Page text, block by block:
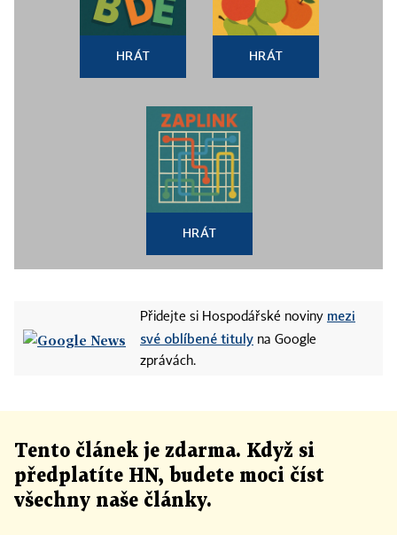
HRÁT HRÁT
HRÁT
Přidejte si Hospodářské noviny mezi
své oblíbené tituly na Google
zprávách.
Tento článek je zdarma. Když si
předplatíte HN, budete moci číst
všechny naše články.